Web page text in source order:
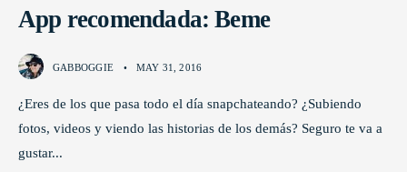
App recomendada: Beme
GABBOGGIE • MAY 31, 2016
¿Eres de los que pasa todo el día snapchateando? ¿Subiendo
fotos, videos y viendo las historias de los demás? Seguro te va a
gustar...